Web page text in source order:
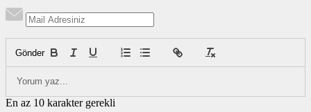
Gönder
En az 10 karakter gerekli